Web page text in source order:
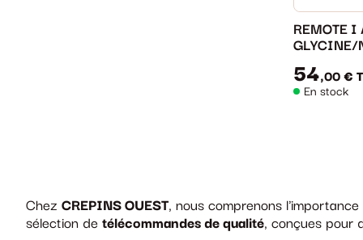
REMOTE I
GLYCINE/
54,00 €
En stock
Chez CREPINS OUEST, nous comprenons
sélection de télécommandes de qualité, conçues pour